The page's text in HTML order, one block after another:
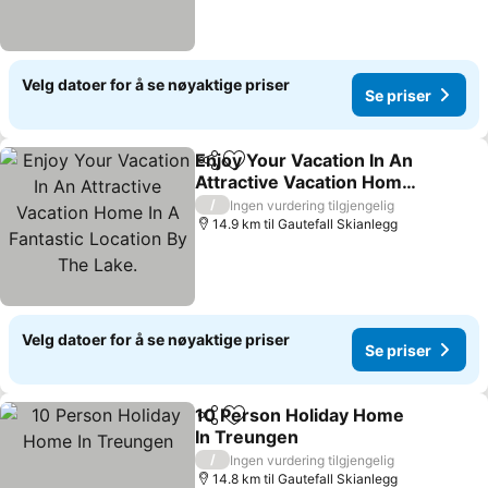
Velg datoer for å se nøyaktige priser
Se priser
Del Legg til i favoritter
Enjoy Your Vacation In An
Attractive Vacation Home
In A Fantastic Location By
The Lake.
Se priser
/
Ingen vurdering tilgjengelig
14.9 km til Gautefall Skianlegg
Velg datoer for å se nøyaktige priser
Se priser
Del Legg til i favoritter
10 Person Holiday Home
In Treungen
Se priser
/
Ingen vurdering tilgjengelig
14.8 km til Gautefall Skianlegg